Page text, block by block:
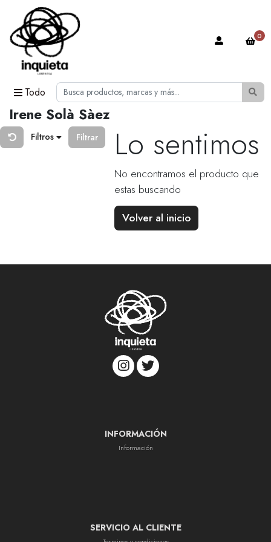
Todo
0
Irene Solà Sàez
Filtros Filtrar Lo sentimos
No encontramos el producto que
estas buscando
Volver al inicio
INFORMACIÓN
Información
SERVICIO AL CLIENTE